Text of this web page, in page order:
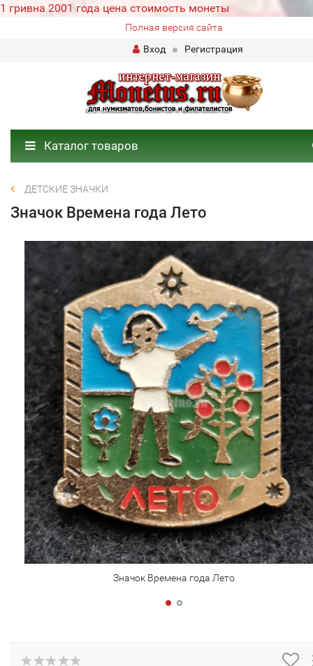
1 гривна 2001 года цена стоимость монеты
Полная версия сайта
Вход
Регистрация
Каталог товаров
ДЕТСКИЕ ЗНАЧКИ
Значок Времена года Лето
Значок Времена года Лето